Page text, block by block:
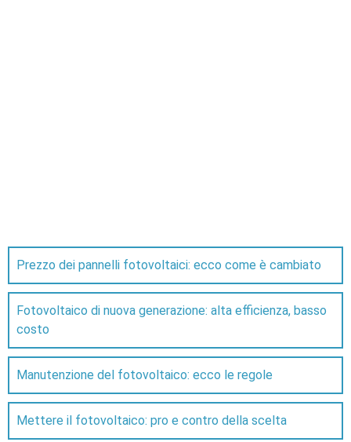
Prezzo dei pannelli fotovoltaici: ecco come è cambiato
Fotovoltaico di nuova generazione: alta efficienza, basso
costo
Manutenzione del fotovoltaico: ecco le regole
Mettere il fotovoltaico: pro e contro della scelta